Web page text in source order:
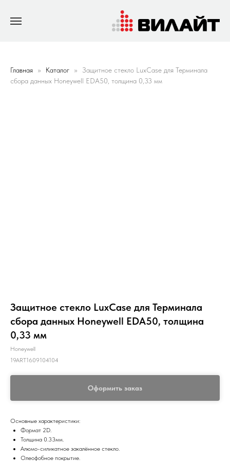
Главная Каталог
Защитное стекло LuxCase для Терминала
сбора данных Honeywell EDA50, толщина 0,33 мм
Защитное стекло LuxCase для Терминала
сбора данных Honeywell EDA50, толщина
0,33 мм
Honeywell
19ART1609104104
Оформить заказ
Основные характеристики:
Формат 2D.
Толщина 0.33мм.
Алюмо-силикатное закалённое стекло.
Олеофобное покрытие.